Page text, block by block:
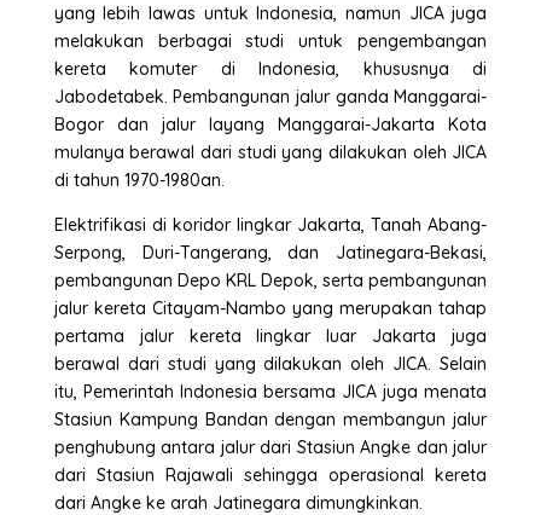
yang lebih lawas untuk Indonesia, namun JICA juga
melakukan berbagai studi untuk pengembangan
kereta komuter di Indonesia, khususnya di
Jabodetabek. Pembangunan jalur ganda Manggarai-
Bogor dan jalur layang Manggarai-Jakarta Kota
mulanya berawal dari studi yang dilakukan oleh JICA
di tahun 1970-1980an.
Elektrifikasi di koridor lingkar Jakarta, Tanah Abang-
Serpong, Duri-Tangerang, dan Jatinegara-Bekasi,
pembangunan Depo KRL Depok, serta pembangunan
jalur kereta Citayam-Nambo yang merupakan tahap
pertama jalur kereta lingkar luar Jakarta juga
berawal dari studi yang dilakukan oleh JICA. Selain
itu, Pemerintah Indonesia bersama JICA juga menata
Stasiun Kampung Bandan dengan membangun jalur
penghubung antara jalur dari Stasiun Angke dan jalur
dari Stasiun Rajawali sehingga operasional kereta
dari Angke ke arah Jatinegara dimungkinkan.